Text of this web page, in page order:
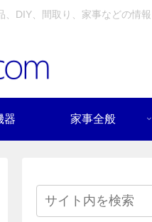
DIY、間取り、家事などの情報
器 家事全般